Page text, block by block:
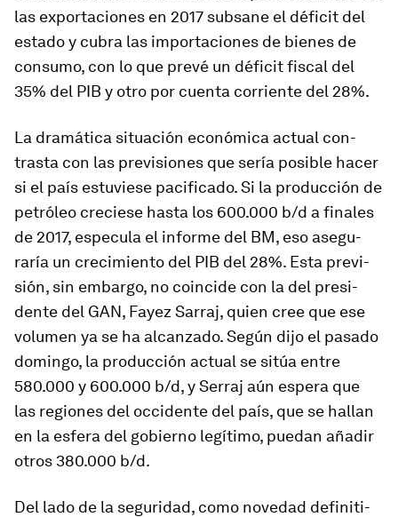
las ex­por­ta­ciones en 2017 sub­sane el dé­ficit del
es­tado y cubra las im­por­ta­ciones de bienes de
con­sumo, con lo que prevé un dé­ficit fiscal del
35% del PIB y otro por cuenta co­rriente del 28%.
La dra­má­tica si­tua­ción eco­nó­mica ac­tual con­
trasta con las pre­vi­siones que sería po­sible hacer
si el país es­tu­viese pa­ci­fi­cado. Si la pro­duc­ción de
pe­tróleo cre­ciese hasta los 600.000 b/d a fi­nales
de 2017, es­pe­cula el in­forme del BM, eso ase­gu­
raría un cre­ci­miento del PIB del 28%. Esta pre­vi­
sión, sin em­bargo, no coin­cide con la del pre­si­
dente del GAN, Fayez Sarraj, quien cree que ese
vo­lumen ya se ha al­can­zado. Según dijo el pa­sado
do­mingo, la pro­duc­ción ac­tual se sitúa entre
580.000 y 600.000 b/d, y Serraj aún es­pera que
las re­giones del oc­ci­dente del país, que se ha­llan
en la es­fera del go­bierno le­gí­timo, puedan añadir
otros 380.000 b/d.
Del lado de la se­gu­ri­dad, como no­vedad de­fi­ni­ti­